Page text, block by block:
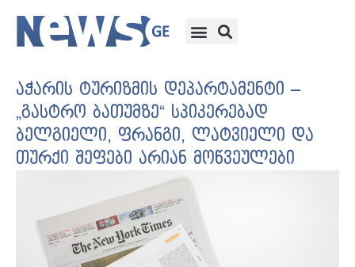
აჭარის ტურიზმის დეპარტამენტი –
„გასტრო ბათუმზე“ სპიკერებად
ბელგიელი, ფრანგი, ლატვიელი და
თურქი შეფები არიან მოწვეულები